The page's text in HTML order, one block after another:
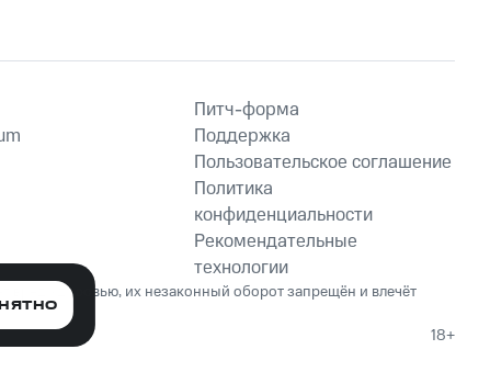
Питч-форма
Поддержка
Пользовательское соглашение
Политика
конфиденциальности
Рекомендательные
технологии
вред здоровью, их незаконный оборот запрещён и влечёт
18+